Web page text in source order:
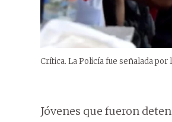
Crítica. La Policía fue señalada
Jóvenes que fueron